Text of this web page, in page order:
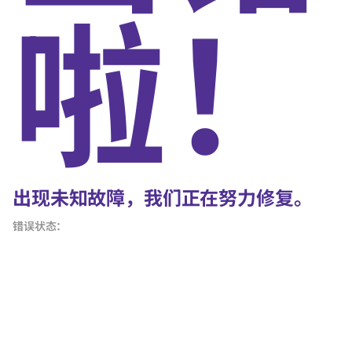
啦！
出现未知故障，我们正在努力修复。
错误状态：